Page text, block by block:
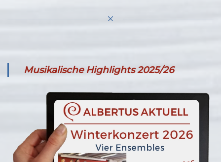
Musikalische Highlights 2025/26